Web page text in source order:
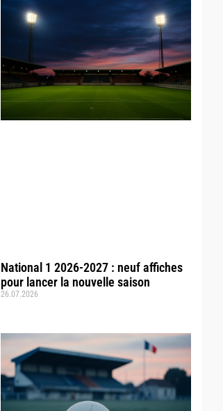
National 1 2026-2027 : neuf affiches
pour lancer la nouvelle saison
26.07.2026